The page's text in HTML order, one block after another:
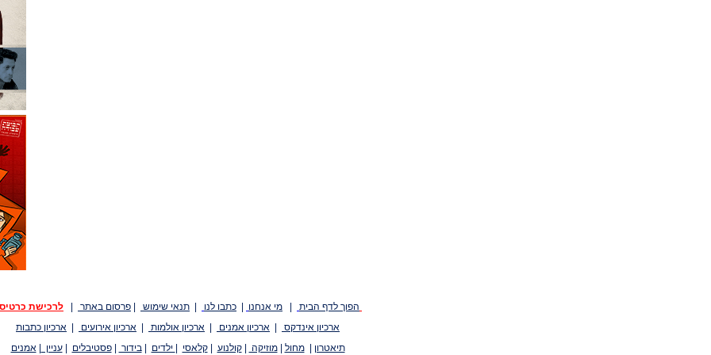
הפוך לדף הבית מי אנחנו כתבו לנו תנאי שימוש פרסום באתר
לרכישת
ארכיון אינדקס
ארכיון אמנים ארכיון אולמות ארכיון אירועים
ארכיון כתבות
תיאטרון
|מחול |מוזיקה |קולנוע |קלאסי ילדים |בידור |פסטיבלים |עניין |אמנים